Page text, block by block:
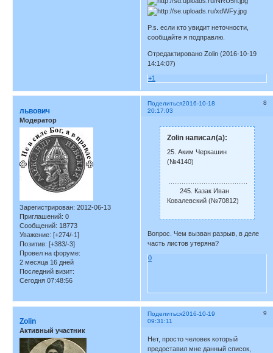
P.s. если кто увидит неточности,
сообщайте я подправлю.
Отредактировано Zolin (2016-10-19
14:14:07)
+1
Поделиться 8
2016-10-18
20:17:03
львович
Модератор
Зарегистрирован: 2012-06-13
Приглашений: 0
Сообщений: 18773
Уважение: [+274/-1]
Позитив: [+383/-3]
Провел на форуме:
2 месяца 16 дней
Последний визит:
Сегодня 07:48:56
Zolin написал(а):
25. Аким Черкашин
(№4140)
.........................................................
245. Казак Иван
Ковалевский (№70812)
Вопрос. Чем вызван разрыв, в деле
часть листов утеряна?
0
Поделиться 9
2016-10-19
09:31:11
Zolin
Активный участник
Нет, просто человек который
предоставил мне данный список,